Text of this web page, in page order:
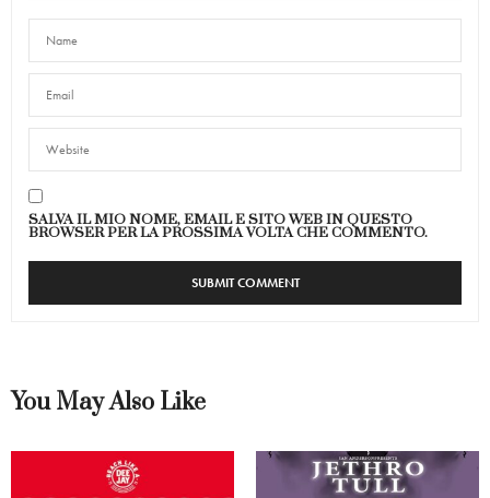
SALVA IL MIO NOME, EMAIL E SITO WEB IN QUESTO
BROWSER PER LA PROSSIMA VOLTA CHE COMMENTO.
You May Also Like